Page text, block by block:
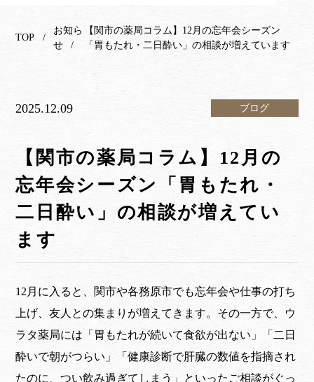
TOP
お知ら
せ
【関市の薬局コラム】12月の忘年会シーズン
「胃もたれ・二日酔い」の相談が増えています
2025.12.09 ブログ
【関市の薬局コラム】12月の
忘年会シーズン「胃もたれ・
二日酔い」の相談が増えてい
ます
12月に入ると、関市や各務原市でも忘年会や仕事の打ち
上げ、友人との集まりが増えてきます。その一方で、ウ
ラタ薬局には「胃もたれが続いて食欲が出ない」「二日
酔いで朝がつらい」「健康診断で肝臓の数値を指摘され
たのに、つい飲み過ぎてしまう」といったご相談がぐっ